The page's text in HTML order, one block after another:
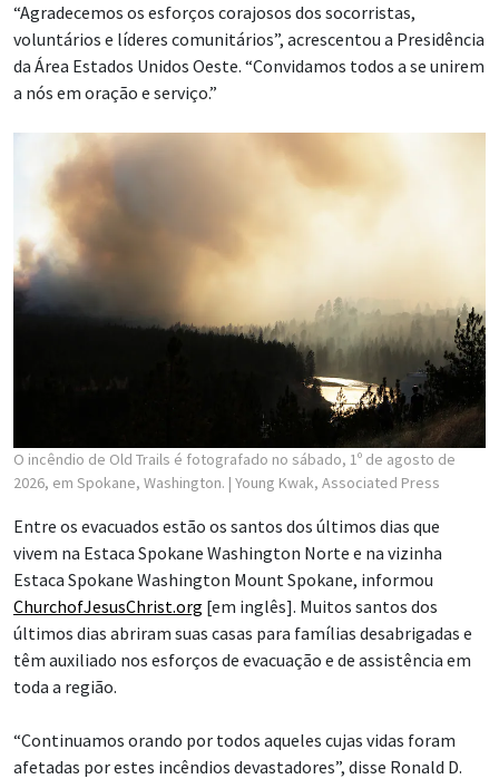
“Agradecemos os esforços corajosos dos socorristas,
voluntários e líderes comunitários”, acrescentou a Presidência
da Área Estados Unidos Oeste. “Convidamos todos a se unirem
a nós em oração e serviço.”
O incêndio de Old Trails é fotografado no sábado, 1º de agosto de
2026, em Spokane, Washington. | Young Kwak, Associated Press
Entre os evacuados estão os santos dos últimos dias que
vivem na Estaca Spokane Washington Norte e na vizinha
Estaca Spokane Washington Mount Spokane, informou
ChurchofJesusChrist.org [em inglês]. Muitos santos dos
últimos dias abriram suas casas para famílias desabrigadas e
têm auxiliado nos esforços de evacuação e de assistência em
toda a região.
“Continuamos orando por todos aqueles cujas vidas foram
afetadas por estes incêndios devastadores”, disse Ronald D.